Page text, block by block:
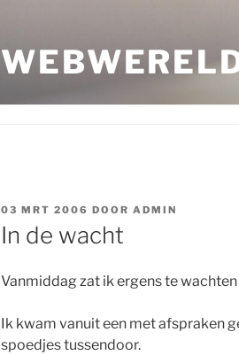
GEPLAATST
OP
03 MRT 2006 DOOR ADMIN
In de wacht
Vanmiddag zat ik ergens te
Ik kwam vanuit een met afspraken
spoedjes tussendoor.